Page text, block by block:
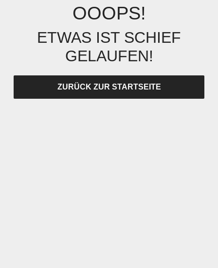
OOOPS!
ETWAS IST SCHIEF
GELAUFEN!
ZURÜCK ZUR STARTSEITE